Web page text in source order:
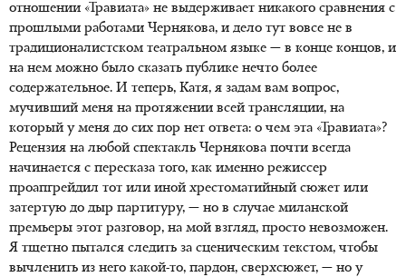
отношении «Травиата» не выдерживает никакого сравнения с
прошлыми работами Чернякова, и дело тут вовсе не в
традиционалистском театральном языке — в конце концов, и
на нем можно было сказать публике нечто более
содержательное. И теперь, Катя, я задам вам вопрос,
мучивший меня на протяжении всей трансляции, на
который у меня до сих пор нет ответа: о чем эта «Травиата»?
Рецензия на любой спектакль Чернякова почти всегда
начинается с пересказа того, как именно режиссер
проапгрейдил тот или иной хрестоматийный сюжет или
затертую до дыр партитуру, — но в случае миланской
премьеры этот разговор, на мой взгляд, просто невозможен.
Я тщетно пытался следить за сценическим текстом, чтобы
вычленить из него какой-то, пардон, сверхсюжет, — но у